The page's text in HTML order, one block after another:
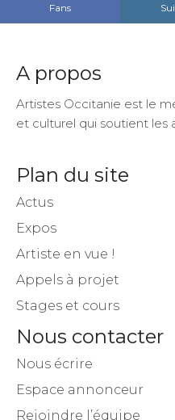
Fans
A propos
Artistes Occitanie est le
et culturel qui soutient les
Plan du site
Actus
Expos
Artiste en vue !
Appels à projet
Stages et cours
Nous contacter
Nous écrire
Espace annonceur
Rejoindre l’équipe